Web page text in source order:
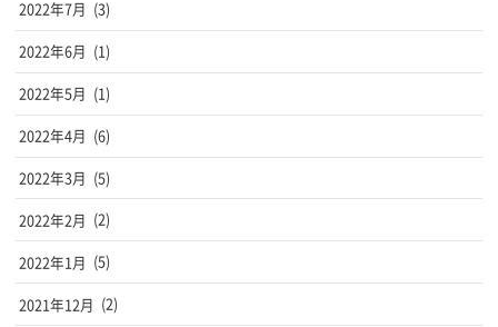
2022年7月 (3)
2022年6月 (1)
2022年5月 (1)
2022年4月 (6)
2022年3月 (5)
2022年2月 (2)
2022年1月 (5)
2021年12月 (2)